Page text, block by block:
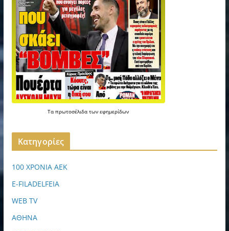
Ταπρωτοσέλιδατωνεφημερίδων
Kατηγορίες
100 ΧΡΟΝΙΑ ΑΕΚ
E-FILADELFEIA
WEB TV
ΑΘΗΝΑ